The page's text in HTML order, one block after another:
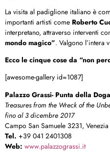
La visita al padiglione italiano è
importanti artisti come Roberto
interpretano, attraverso interventi
mondo magico”. Valgono l’intera
Ecco le cinque cose da “non
[awesome-gallery id=1087]
Palazzo Grassi- Punta della
Treasures from the Wreck of the
fino al 3 dicembre 2017
Campo San Samuele 3231, Venezia
Tel. +39 041 2401308
Web: www.palazzograssi.it